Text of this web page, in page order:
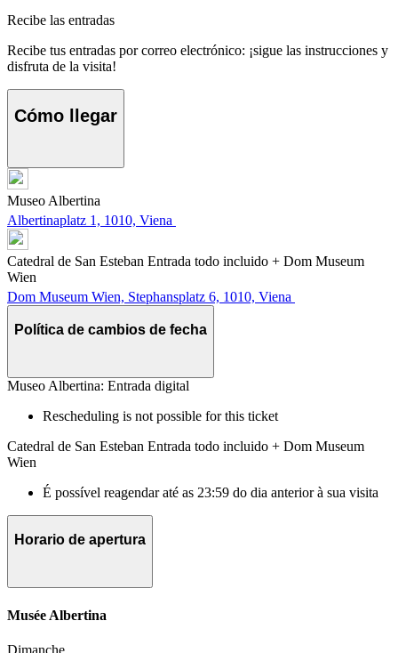
Recibe las entradas
Recibe tus entradas por correo electrónico: ¡sigue las instrucciones y
disfruta de la visita!
Cómo llegar
Museo Albertina
Albertinaplatz 1, 1010, Viena
Catedral de San Esteban Entrada todo incluido + Dom Museum
Wien
Dom Museum Wien, Stephansplatz 6, 1010, Viena
Política de cambios de fecha
Museo Albertina: Entrada digital
Rescheduling is not possible for this ticket
Catedral de San Esteban Entrada todo incluido + Dom Museum
Wien
É possível reagendar até as 23:59 do dia anterior à sua visita
Horario de apertura
Musée Albertina
Dimanche